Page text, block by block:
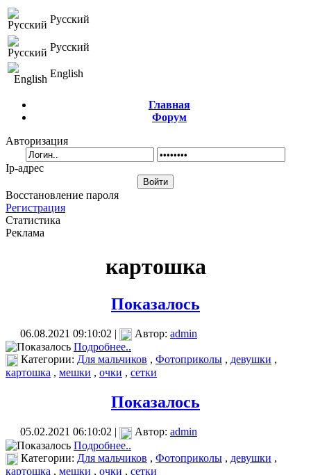
Русский
Русский
English
Главная
Форум
Авторизация
Ip-адрес
Восстановление пароля
Регистрация
Статистика
Реклама
картошка
Показалось
06.08.2021 09:10:02 | Автор: admin
Подробнее..
Категории: Для мальчиков , Фотоприколы , девушки ,
картошка , мешки , очки , сетки
Показалось
05.02.2021 06:10:02 | Автор: admin
Подробнее..
Категории: Для мальчиков , Фотоприколы , девушки ,
картошка , мешки , очки , сетки